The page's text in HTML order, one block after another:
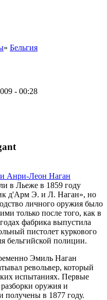
» Бельгия
- 00:28
Анри-Леон Наган
в Льеже в 1859 году
д'Арм Э. и Л. Наган», но
личного оружия было
только после того, как в
фабрика выпустила
пистолет куркового
бельгийской полиции.
Эмиль Наган
револьвер, который
испытаниях. Первые
оружия и
получены в 1877 году.